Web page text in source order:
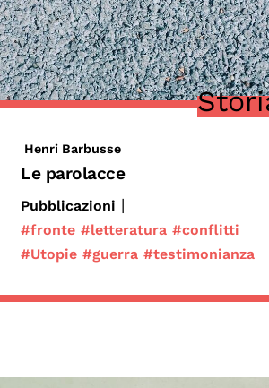
Henri Barbusse
Le parolacce
Pubblicazioni |
#fronte #letteratura #conflitti
#Utopie #guerra #testimonianza